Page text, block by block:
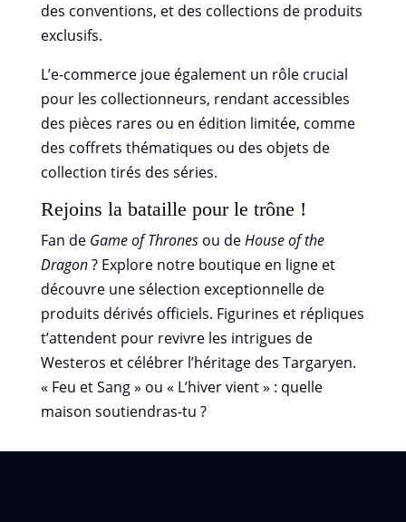
des conventions, et des collections de produits
exclusifs.
L’e-commerce joue également un rôle crucial
pour les collectionneurs, rendant accessibles
des pièces rares ou en édition limitée, comme
des coffrets thématiques ou des objets de
collection tirés des séries.
Rejoins la bataille pour le trône !
Fan de Game of Thronesou deHouse of the
Dragon? Explore notre boutique en ligne et
découvre une sélection exceptionnelle de
produits dérivés officiels. Figurines et répliques
t’attendent pour revivre les intrigues de
Westeros et célébrer l’héritage des Targaryen.
« Feu et Sang » ou « L’hiver vient » : quelle
maison soutiendras-tu ?